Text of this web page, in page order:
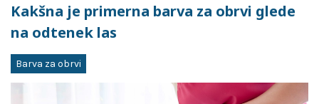
Kakšna je primerna barva za obrvi glede
na odtenek las
Barva za obrvi